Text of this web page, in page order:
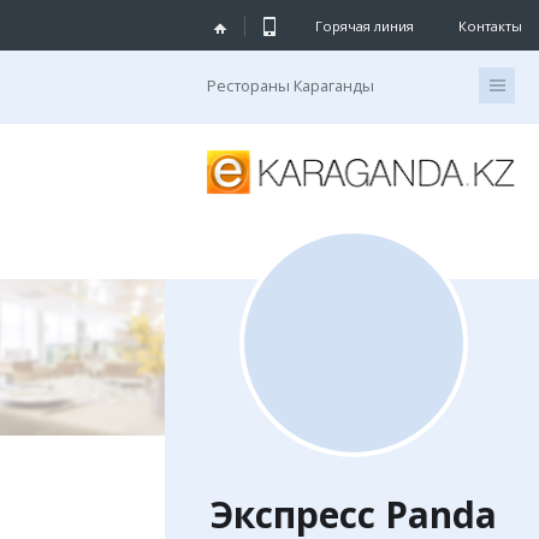
Горячая линия Контакты
Рестораны Караганды
Экспресс Panda